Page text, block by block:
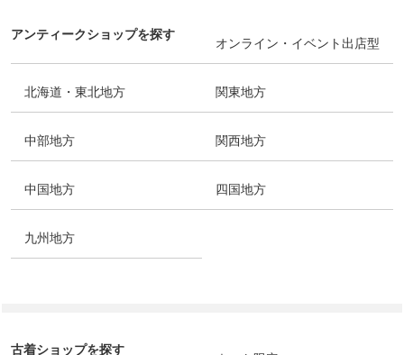
アンティークショップを探す
オンライン・イベント出店型
北海道・東北地方 関東地方
中部地方 関西地方
中国地方 四国地方
九州地方
古着ショップを探す